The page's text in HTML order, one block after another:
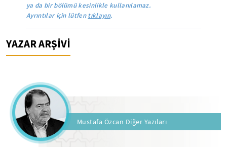
ya da bir bölümü kesinlikle kullanılamaz.
Ayrıntılar için lütfentıklayın.
YAZAR ARŞİVİ
Mustafa Özcan Diğer Yazıları